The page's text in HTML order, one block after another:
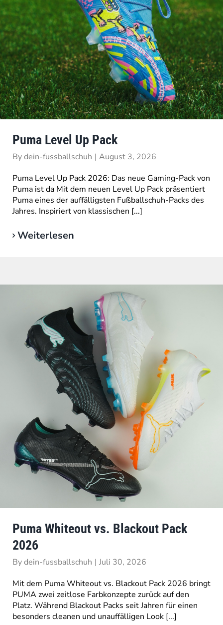
Puma Level Up Pack
Bydein-fussballschuh | August 3, 2026
Puma Level Up Pack 2026: Das neue Gaming-Pack von
Puma ist da Mit dem neuen Level Up Pack präsentiert
Puma eines der auffälligsten Fußballschuh-Packs des
Jahres. Inspiriert von klassischen [...]
Weiterlesen
Puma Whiteout vs. Blackout Pack
2026
Bydein-fussballschuh | Juli 30, 2026
Mit dem Puma Whiteout vs. Blackout Pack 2026 bringt
PUMA zwei zeitlose Farbkonzepte zurück auf den
Platz. Während Blackout Packs seit Jahren für einen
besonders cleanen und unauffälligen Look [...]